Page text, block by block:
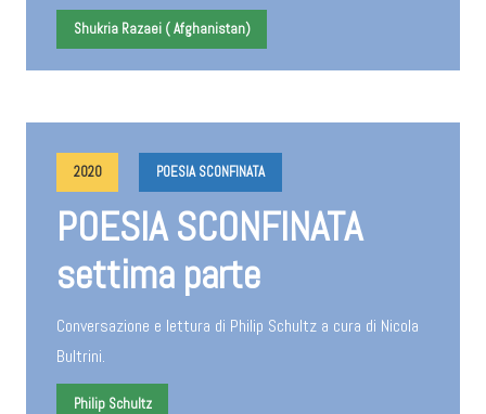
Shukria Razaei ( Afghanistan)
2020 POESIA SCONFINATA
POESIA SCONFINATA
settima parte
Conversazione e lettura di Philip Schultz a cura di Nicola
Bultrini.
Philip Schultz